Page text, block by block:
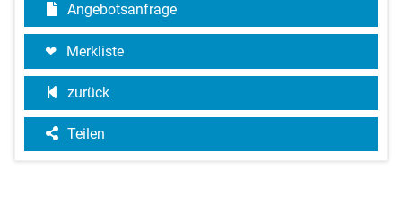
Angebotsanfrage
Merkliste
zurück
Teilen